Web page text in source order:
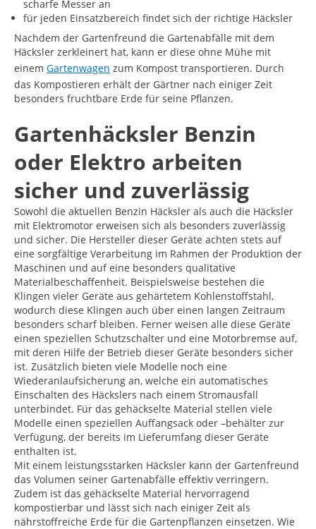
scharfe Messer an
für jeden Einsatzbereich findet sich der richtige Häcksler
Nachdem der Gartenfreund die Gartenabfälle mit dem
Häcksler zerkleinert hat, kann er diese ohne Mühe mit
einem Gartenwagen zum Kompost transportieren. Durch
das Kompostieren erhält der Gärtner nach einiger Zeit
besonders fruchtbare Erde für seine Pflanzen.
Gartenhäcksler Benzin
oder Elektro arbeiten
sicher und zuverlässig
Sowohl die aktuellen Benzin Häcksler als auch die Häcksler
mit Elektromotor erweisen sich als besonders zuverlässig
und sicher. Die Hersteller dieser Geräte achten stets auf
eine sorgfältige Verarbeitung im Rahmen der Produktion der
Maschinen und auf eine besonders qualitative
Materialbeschaffenheit. Beispielsweise bestehen die
Klingen vieler Geräte aus gehärtetem Kohlenstoffstahl,
wodurch diese Klingen auch über einen langen Zeitraum
besonders scharf bleiben. Ferner weisen alle diese Geräte
einen speziellen Schutzschalter und eine Motorbremse auf,
mit deren Hilfe der Betrieb dieser Geräte besonders sicher
ist. Zusätzlich bieten viele Modelle noch eine
Wiederanlaufsicherung an, welche ein automatisches
Einschalten des Häckslers nach einem Stromausfall
unterbindet. Für das gehäckselte Material stellen viele
Modelle einen speziellen Auffangsack oder –behälter zur
Verfügung, der bereits im Lieferumfang dieser Geräte
enthalten ist.
Mit einem leistungsstarken Häcksler kann der Gartenfreund
das Volumen seiner Gartenabfälle effektiv verringern.
Zudem ist das gehäckselte Material hervorragend
kompostierbar und lässt sich nach einiger Zeit als
nährstoffreiche Erde für die Gartenpflanzen einsetzen. Wie